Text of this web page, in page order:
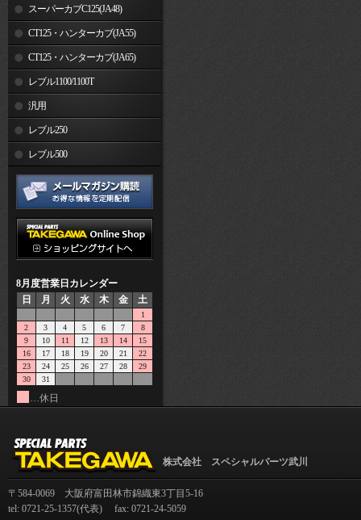
スーパーカブC125(JA48)
CT125・ハンターカブ(JA55)
CT125・ハンターカブ(JA65)
レブル1100/1100T
汎用
レブル250
レブル500
8月度営業日カレンダー
日
月 火 水 木 金 土
1
2
3 4 5 6 7
8
9
10 11 12 13 14
15
16
17 18 19 20 21
22
23
24 25 26 27 28
29
30
31
…休日
株式会社 スペシャルパーツ武川
〒584-0069 大阪府富田林市錦織東3丁目5-16
tel: 0721-25-1357(代表) fax: 0721-24-5059